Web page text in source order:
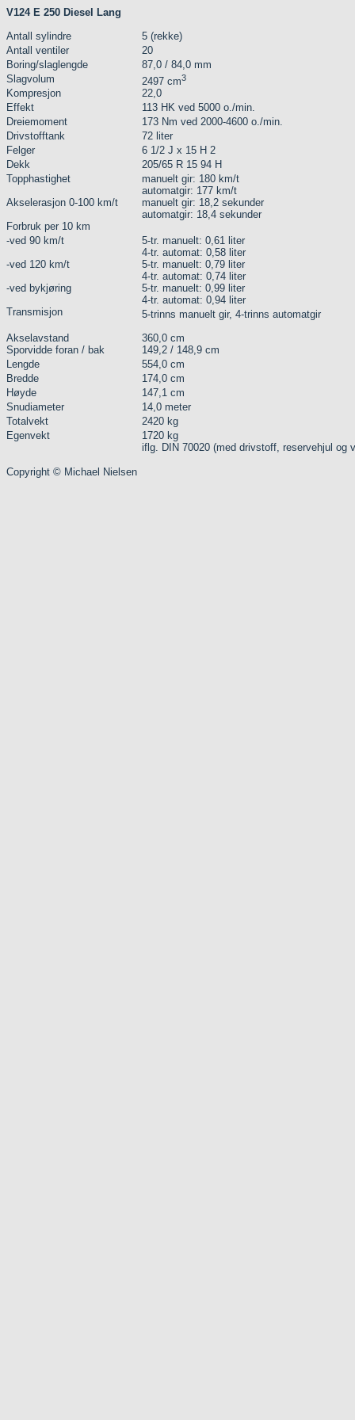
V124 E 250 Diesel Lang
Antall sylindre
5 (rekke)
Antall ventiler
20
Boring/slaglengde
87,0 / 84,0 mm
Slagvolum
2497 cm3
Kompresjon
22,0
Effekt
113 HK ved 5000 o./min.
Dreiemoment
173 Nm ved 2000-4600 o./min.
Drivstofftank
72 liter
Felger
6 1/2 J x 15 H 2
Dekk
205/65 R 15 94 H
Topphastighet
manuelt gir: 180 km/t
automatgir: 177 km/t
Akselerasjon 0-100 km/t
manuelt gir: 18,2 sekunder
automatgir: 18,4 sekunder
Forbruk per 10 km
-ved 90 km/t
5-tr. manuelt: 0,61 liter
4-tr. automat: 0,58 liter
-ved 120 km/t
5-tr. manuelt: 0,79 liter
4-tr. automat: 0,74 liter
-ved bykjøring
5-tr. manuelt: 0,99 liter
4-tr. automat: 0,94 liter
Transmisjon
5-trinns manuelt gir, 4-trinns automatgir
Akselavstand
360,0 cm
Sporvidde foran / bak
149,2 / 148,9 cm
Lengde
554,0 cm
Bredde
174,0 cm
Høyde
147,1 cm
Snudiameter
14,0 meter
Totalvekt
2420 kg
Egenvekt
1720 kg
iflg. DIN 70020 (med drivstoff, reservehjul og
Copyright © Michael Nielsen